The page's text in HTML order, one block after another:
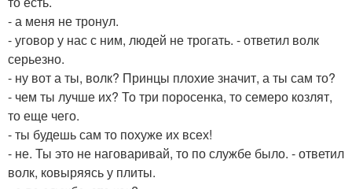
- а меня не тронул.
- уговор у нас с ним, людей не трогать. - ответил волк
серьезно.
- ну вот а ты, волк? Принцы плохие значит, а ты сам то?
- чем ты лучше их? То три поросенка, то семеро козлят,
то еще чего.
- ты будешь сам то похуже их всех!
- не. Ты это не наговаривай, то по службе было. - ответил
волк, ковыряясь у плиты.